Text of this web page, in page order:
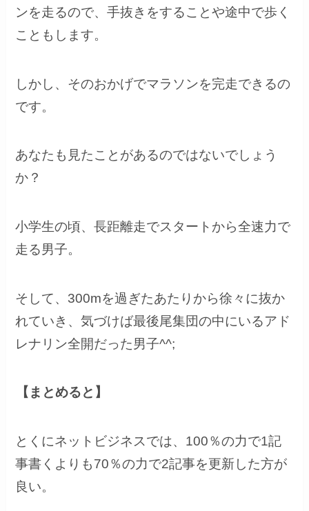
ンを走るので、手抜きをすることや途中で歩く
こともします。
しかし、そのおかげでマラソンを完走できるの
です。
あなたも見たことがあるのではないでしょう
か？
小学生の頃、長距離走でスタートから全速力で
走る男子。
そして、300mを過ぎたあたりから徐々に抜か
れていき、気づけば最後尾集団の中にいるアド
レナリン全開だった男子^^;
【まとめると】
とくにネットビジネスでは、100％の力で1記
事書くよりも70％の力で2記事を更新した方が
良い。